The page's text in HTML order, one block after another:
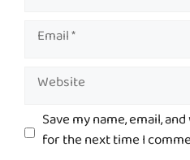
Email
Website
Save my name, email,
for the next time I